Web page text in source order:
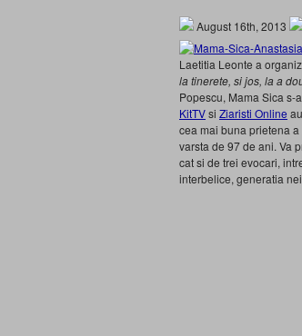
August 16th, 2013
Laetitia Leonte a
la tinerete, si jos, la a
Popescu, Mama Sica
KitTVsi Ziaristi Online
cea mai buna prietena
varsta de 97 de ani. Va
cat si de trei evocari,
interbelice, generatia